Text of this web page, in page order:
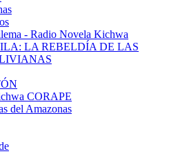
- Radio Novela Kichwa
LA REBELDÍA DE LAS
CORAPE
del Amazonas